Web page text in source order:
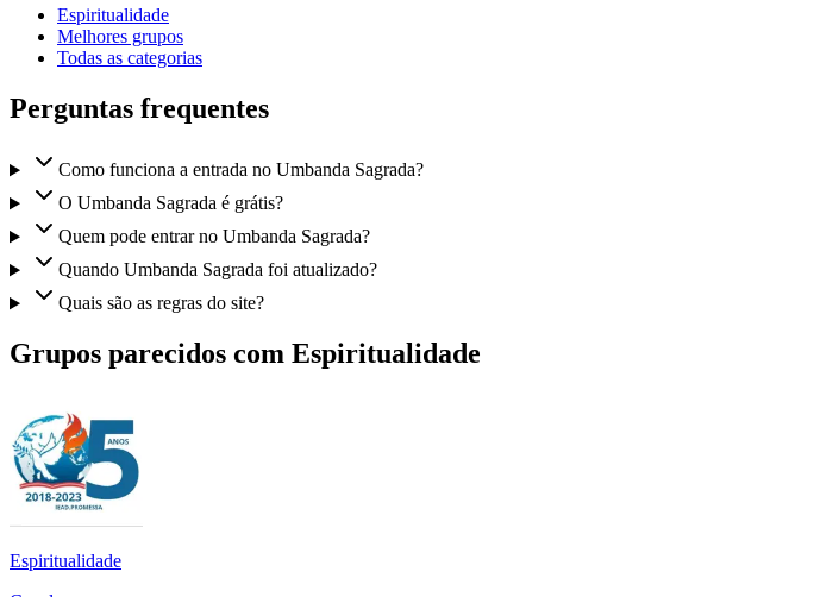
Espiritualidade
Melhores grupos
Todas as categorias
Perguntas frequentes
Como funciona a entrada no Umbanda Sagrada?
O Umbanda Sagrada é grátis?
Quem pode entrar no Umbanda Sagrada?
Quando Umbanda Sagrada foi atualizado?
Quais são as regras do site?
Grupos parecidos com Espiritualidade
Espiritualidade